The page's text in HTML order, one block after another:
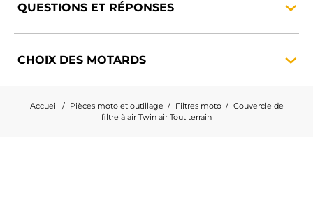
QUESTIONS ET RÉPONSES
CHOIX DES MOTARDS
Accueil Pièces moto et outillage Filtres moto
Couvercle de
filtre à air Twin air Tout terrain